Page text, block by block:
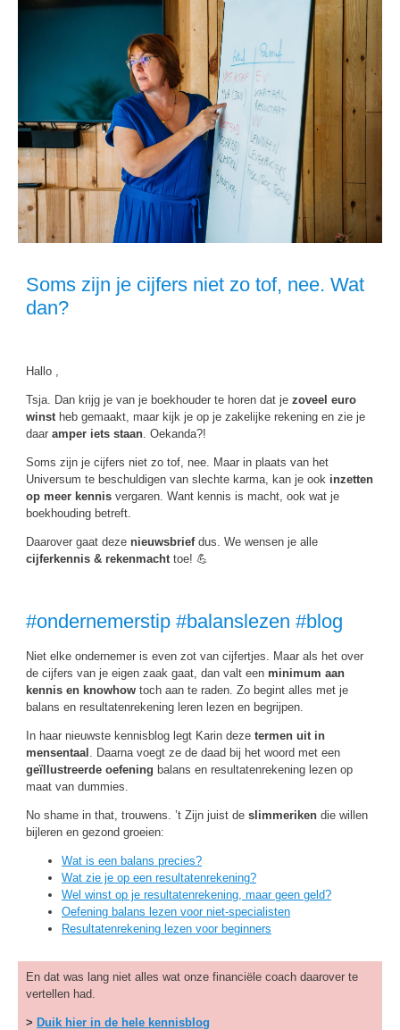
Soms zijn je cijfers niet zo tof, nee. Wat
dan?
Hallo ,
Tsja. Dan krijg je van je boekhouder te horen dat je zoveel euro
winstheb gemaakt, maar kijk je op je zakelijke rekening en zie je
daar amper iets staan. Oekanda?!
Soms zijn je cijfers niet zo tof, nee. Maar in plaats van het
Universum te beschuldigen van slechte karma, kan je ook inzetten
op meer kennis vergaren. Want kennis is macht, ook wat je
boekhouding betreft.
Daarover gaat deze nieuwsbriefdus. We wensen je alle
cijferkennis & rekenmachttoe! 💪
#ondernemerstip #balanslezen #blog
Niet elke ondernemer is even zot van cijfertjes. Maar als het over
de cijfers van je eigen zaak gaat, dan valt een minimum aan
kennis en knowhow toch aan te raden. Zo begint alles met je
balans en resultatenrekening leren lezen en begrijpen.
In haar nieuwste kennisblog legt Karin deze termen uit in
mensentaal . Daarna voegt ze de daad bij het woord met een
geïllustreerde oefening balans en resultatenrekening lezen op
maat van dummies.
No shame in that, trouwens. ’t Zijn juist de slimmeriken die willen
bijleren en gezond groeien:
Wat is een balans precies?
Wat zie je op een resultatenrekening?
Wel winst op je resultatenrekening, maar geen geld?
Oefening balans lezen voor niet-specialisten
Resultatenrekening lezen voor beginners
En dat was lang niet alles wat onze financiële coach daarover te
vertellen had.
> Duik hier in de hele kennisblog